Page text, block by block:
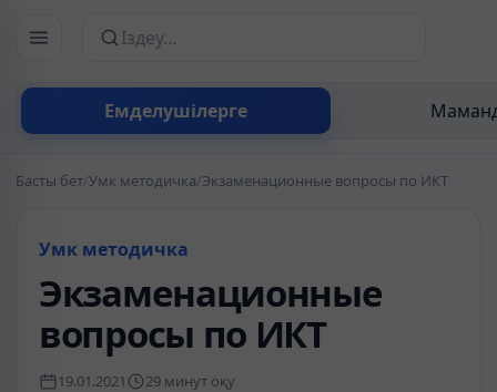
Емделушілерге
Сайттан іздеу
Басты бет/Умк методичка/Экзаменационные вопросы по ИКТ
Умк методичка
Экзаменационные
вопросы по ИКТ
19.01.2021 29 минут оқу